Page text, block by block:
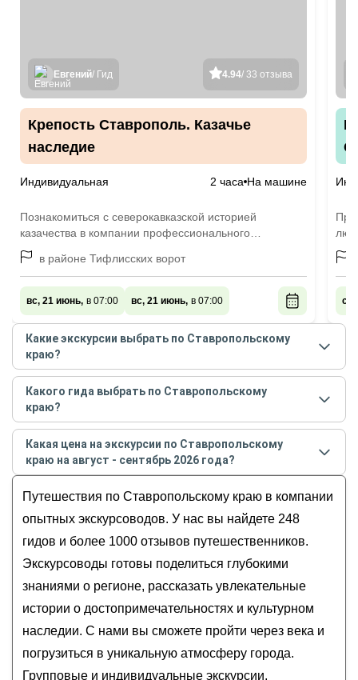
4.94/ 33 отзыва
Евгений/ Гид
Крепость Ставрополь. Казачье
наследие
Индивидуальная 2 часа На машине
Познакомиться с северокавказской историей
казачества в компании профессионального
исследователя
в районе Тифлисских ворот
вс, 21 июнь, в 07:00 вс, 21 июнь, в 07:00 сб,
Какие экскурсии выбрать по Ставропольскому
краю?
Самые популярные экскурсиипо
Ставропольскому краю в августе - сентябре
2026
года:
Крепость Ставрополь. Казачье наследие
Врата Кавказа: знакомство со Ставрополем
Выйду в луг и рощу с конём
Из Ессентуков — в сказочный Домбай
Путешествие к урочищу Джилы-Су из
Ессентуков
Какого гида выбрать по Ставропольскому
краю?
Лучшие гидыпо Ставропольскому краюпо
рейтингу и отзывам вавгусте 2026года:
Александр
Алий
Андрей
Екатерина
Какая цена на экскурсии по Ставропольскому
краю на август - сентябрь 2026 года?
август - сентябрь 2026года от 500 до 65 000 RUB
Путешествия по Ставропольскому краю в компании
опытных экскурсоводов. У нас вы найдете 248
гидов и более 1000 отзывов путешественников.
Экскурсоводы готовы поделиться глубокими
знаниями о регионе, рассказать увлекательные
истории о достопримечательностях и культурном
наследии. С нами вы сможете пройти через века и
погрузиться в уникальную атмосферу города.
Групповые и индивидуальные экскурсии,